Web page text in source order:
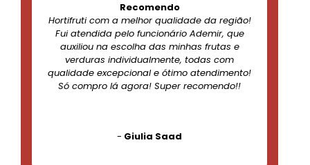
Recomendo
Hortifruti com a melhor qualidade da região!
Fui atendida pelo funcionário Ademir, que
auxiliou na escolha das minhas frutas e
verduras individualmente, todas com
qualidade excepcional e ótimo atendimento!
Só compro lá agora! Super recomendo!!
- Giulia Saad